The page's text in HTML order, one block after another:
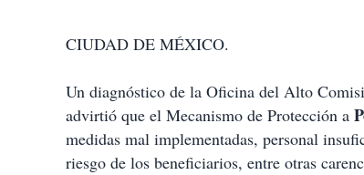
CIUDAD DE MÉXICO.
Un diagnóstico de la Oficina del Alto
advirtió que el Mecanismo de Protección a
medidas mal implementadas, personal
riesgo de los beneficiarios, entre otras